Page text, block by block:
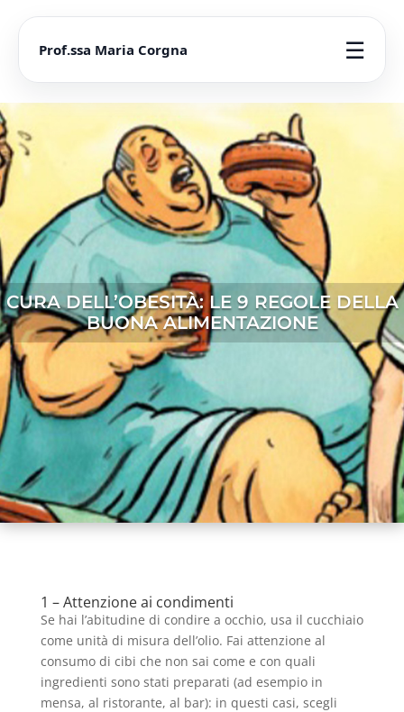
Prof.ssa Maria Corgna ☰
CURA DELL’OBESITÀ: LE 9 REGOLE DELLA
BUONA ALIMENTAZIONE
1 – Attenzione ai condimenti
Se hai l’abitudine di condire a occhio, usa il cucchiaio
come unità di misura dell’olio. Fai attenzione al
consumo di cibi che non sai come e con quali
ingredienti sono stati preparati (ad esempio in
mensa, al ristorante, al bar): in questi casi, scegli